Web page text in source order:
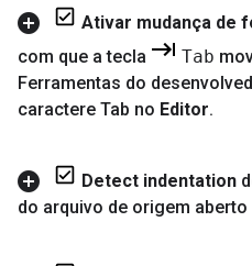
Ativar mudança de
com que a tecla
Tab
Ferramentas do
caractere Tab no Editor.
Detect indentation
do arquivo de origem aberto